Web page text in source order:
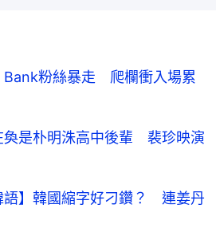
Bank粉絲暴走 爬欄衝入場累
奐是朴明洙高中後輩 裴珍映演
語】韓國縮字好刁鑽？ 連姜丹